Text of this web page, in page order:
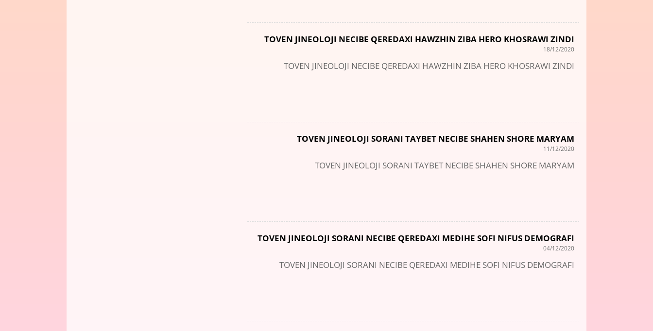
TOVEN JINEOLOJI NECIBE QEREDAXI HAWZHIN ZIBA HERO KHOSRAWI ZINDI
18/12/2020
TOVEN JINEOLOJI NECIBE QEREDAXI HAWZHIN ZIBA HERO KHOSRAWI ZINDI
TOVEN JINEOLOJI SORANI TAYBET NECIBE SHAHEN SHORE MARYAM
11/12/2020
TOVEN JINEOLOJI SORANI TAYBET NECIBE SHAHEN SHORE MARYAM
TOVEN JINEOLOJI SORANI NECIBE QEREDAXI MEDIHE SOFI NIFUS DEMOGRAFI
04/12/2020
TOVEN JINEOLOJI SORANI NECIBE QEREDAXI MEDIHE SOFI NIFUS DEMOGRAFI